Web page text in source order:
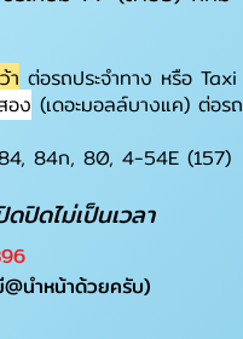
า ต่อรถประจำทาง หรือ Taxi
อง (เดอะมอลล์บางแค) ต่อรถ
84ก, 80, 4-54E (157)
ปิดไม่เป็นเวลา
นำหน้าด้วยครับ)